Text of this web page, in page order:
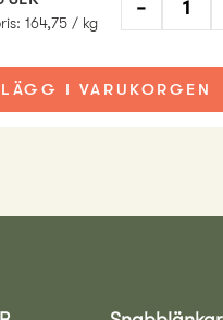
: 164,75 / kg
−
LÄGG I VARUKORGEN